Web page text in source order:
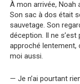
À mon arrivée, Noah
Son sac à dos était
sauvetage. Son
déception. Il ne
approché lentement,
moi aussi.
— Je n’ai pourtant